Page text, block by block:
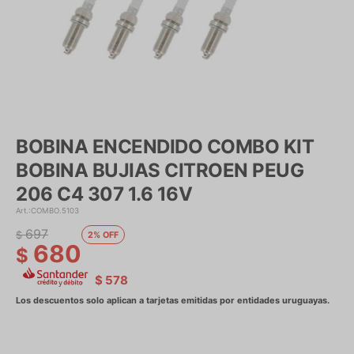
BOBINA ENCENDIDO COMBO KIT
BOBINA BUJIAS CITROEN PEUG
206 C4 307 1.6 16V
COMBO.5103
$ 680
$ 697 2
$ 578